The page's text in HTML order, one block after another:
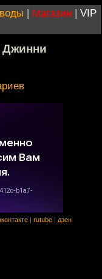
| Магазин | VIP
Джинни
rutube дзен